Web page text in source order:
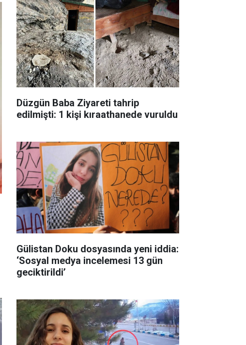
Düzgün Baba Ziyareti tahrip
edilmişti: 1 kişi kıraathanede vuruldu
Gülistan Doku dosyasında yeni iddia:
‘Sosyal medya incelemesi 13 gün
geciktirildi’